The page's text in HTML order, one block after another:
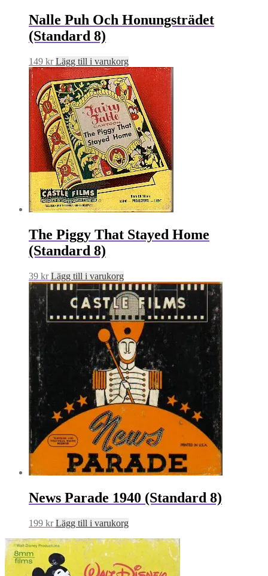
Nalle Puh Och Honungsträdet
(Standard 8)
149 kr Lägg till i varukorg
The Piggy That Stayed Home
(Standard 8)
39 kr Lägg till i varukorg
News Parade 1940 (Standard 8)
199 kr Lägg till i varukorg